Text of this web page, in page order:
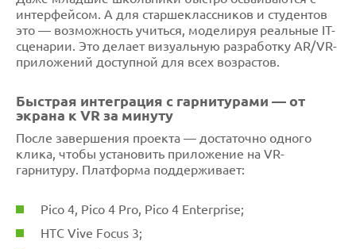
интерфейсом. А для старшеклассников и студентов
это — возможность учиться, моделируя реальные IT-
сценарии. Это делает визуальную разработку AR/VR-
приложений доступной для всех возрастов.
Быстрая интеграция с гарнитурами — от
экрана к VR за минуту
После завершения проекта — достаточно одного
клика, чтобы установить приложение на VR-
гарнитуру. Платформа поддерживает:
Pico 4, Pico 4 Pro, Pico 4 Enterprise;
HTC Vive Focus 3;